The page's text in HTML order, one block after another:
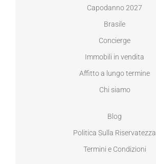
Capodanno 2027
Brasile
Concierge
Immobili in vendita
Affitto a lungo termine
Chi siamo
Blog
Politica Sulla Riservatezza
Termini e Condizioni